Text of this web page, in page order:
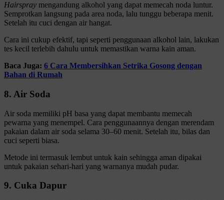
Hairspray mengandung alkohol yang dapat memecah noda luntur.
Semprotkan langsung pada area noda, lalu tunggu beberapa menit.
Setelah itu cuci dengan air hangat.
Cara ini cukup efektif, tapi seperti penggunaan alkohol lain, lakukan
tes kecil terlebih dahulu untuk memastikan warna kain aman.
Baca Juga: 6 Cara Membersihkan Setrika Gosong dengan
Bahan di Rumah
8. Air Soda
Air soda memiliki pH basa yang dapat membantu memecah
pewarna yang menempel. Cara penggunaannya dengan merendam
pakaian dalam air soda selama 30–60 menit. Setelah itu, bilas dan
cuci seperti biasa.
Metode ini termasuk lembut untuk kain sehingga aman dipakai
untuk pakaian sehari-hari yang warnanya mudah pudar.
9. Cuka Dapur